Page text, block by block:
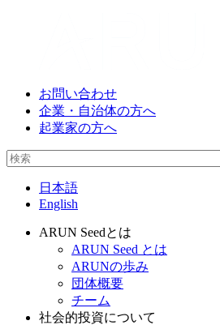
お問い合わせ
企業・自治体の方へ
起業家の方へ
日本語
English
ARUN Seedとは
ARUN Seed とは
ARUNの歩み
団体概要
チーム
社会的投資について